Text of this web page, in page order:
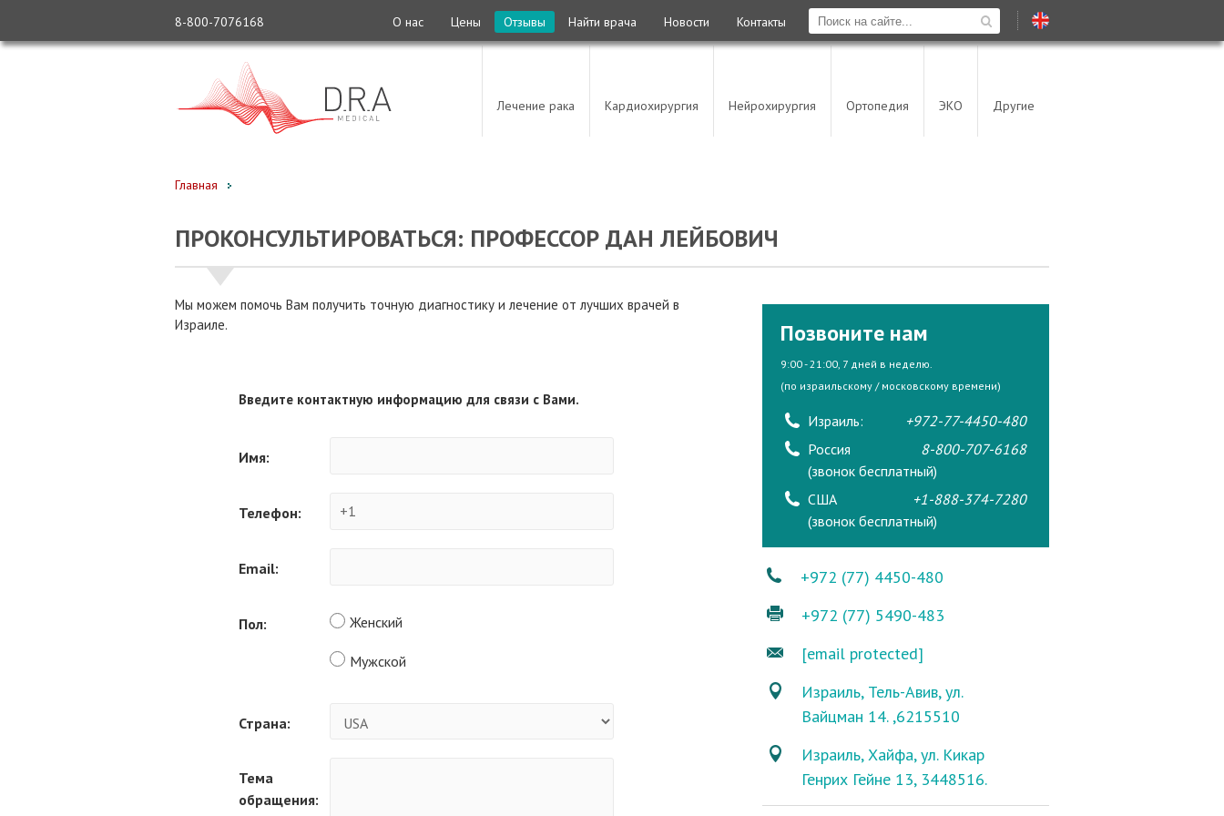
О нас Цены Отзывы Найти врача Новости Контакты
8-800-7076168
Лечение рака Кардиохирургия Нейрохирургия Ортопедия ЭКО Другие
Главная
ПРОКОНСУЛЬТИРОВАТЬСЯ: ПРОФЕССОР ДАН ЛЕЙБОВИЧ
Мы можем помочь Вам получить точную диагностику и лечение от лучших врачей в
Израиле.
Введите контактную информацию для связи с Вами.
Имя:
Телефон:
Email:
Пол: Женский
Мужской
Страна:
Тема
обращения:
Позвоните нам
9:00 - 21:00, 7 дней в неделю.
(по израильскому / московскому времени)
Израиль:
+972-77-4450-480
Россия
(звонок бесплатный)
8-800-707-6168
США
(звонок бесплатный)
+1-888-374-7280
+972 (77) 4450-480
+972 (77) 5490-483
[email protected]
Израиль, Тель-Авив, ул.
Вайцман 14. ,6215510
Израиль, Хайфа, ул. Кикар
Генрих Гейне 13, 3448516.